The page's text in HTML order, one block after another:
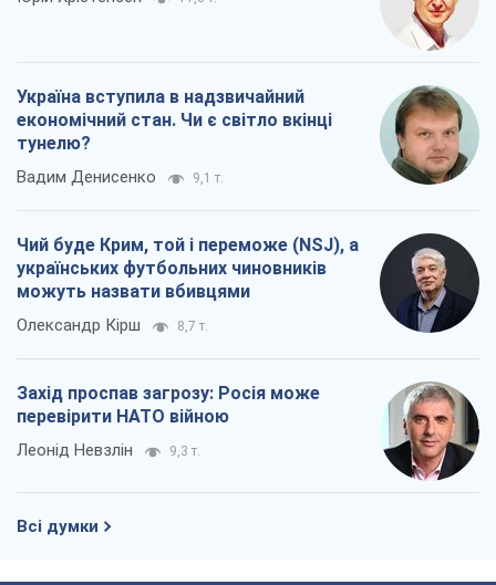
Україна вступила в надзвичайний
економічний стан. Чи є світло вкінці
тунелю?
Вадим Денисенко 9,1 т.
Чий буде Крим, той і переможе (NSJ), а
українських футбольних чиновників
можуть назвати вбивцями
Олександр Кірш 8,7 т.
Захід проспав загрозу: Росія може
перевірити НАТО війною
Леонід Невзлін 9,3 т.
Всі думки